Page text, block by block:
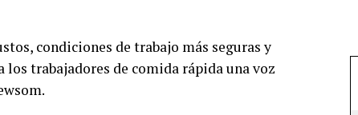
condiciones de trabajo más seguras y
trabajadores de comida rápida una voz